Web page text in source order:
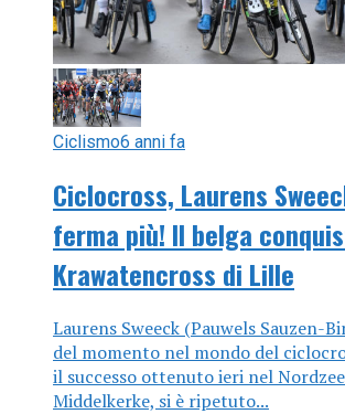
Ciclismo6 anni fa
Ciclocross, Laurens
ferma più! Il belga
Krawatencross di Lille
Laurens Sweeck (Pauwels Sauzen-
del momento nel mondo del
il successo ottenuto ieri nel
Middelkerke, si è ripetuto...